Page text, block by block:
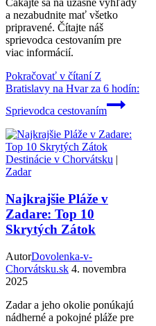
Čakajte sa na úžasné výhľady
a nezabudnite mať všetko
pripravené. Čítajte náš
sprievodca cestovaním pre
viac informácií.
Pokračovať v čítaníZ
Bratislavy na Hvar za 6 hodín:
Sprievodca cestovaním
Destinácie v Chorvátsku |
Zadar
Najkrajšie Pláže v
Zadare: Top 10
Skrytých Zátok
AutorDovolenka-v-
Chorvátsku.sk 4. novembra
2025
Zadar a jeho okolie ponúkajú
nádherné a pokojné pláže pre